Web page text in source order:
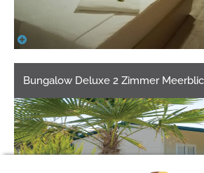
Bungalow Deluxe 2 Zimmer